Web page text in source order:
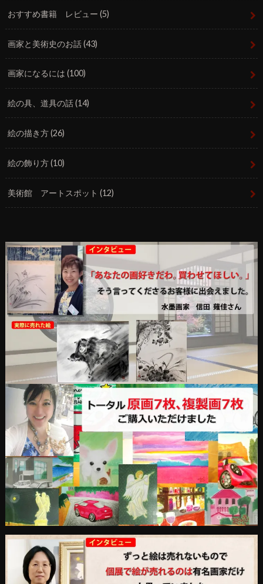
おすすめ書籍 レビュー(5)
画家と美術史のお話(43)
画家になるには(100)
絵の具、道具の話(14)
絵の描き方(26)
絵の飾り方(10)
美術館 アートスポット(12)